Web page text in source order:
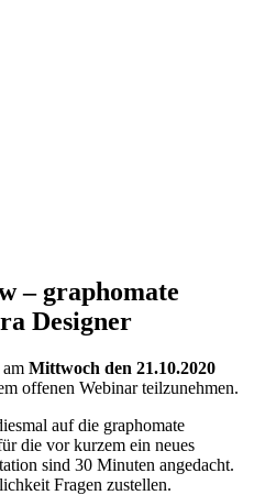
– graphomate
Designer
Mittwoch den 21.10.2020
offenen Webinar teilzunehmen.
auf die graphomate
die vor kurzem ein neues
sind 30 Minuten angedacht.
Fragen zustellen.